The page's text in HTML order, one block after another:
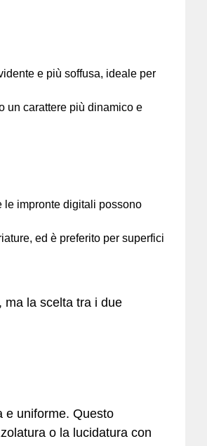
e più soffusa, ideale per
un carattere più dinamico e
le impronte digitali possono
ed è preferito per superfici
ma la scelta tra i due
e uniforme. Questo
o la lucidatura con